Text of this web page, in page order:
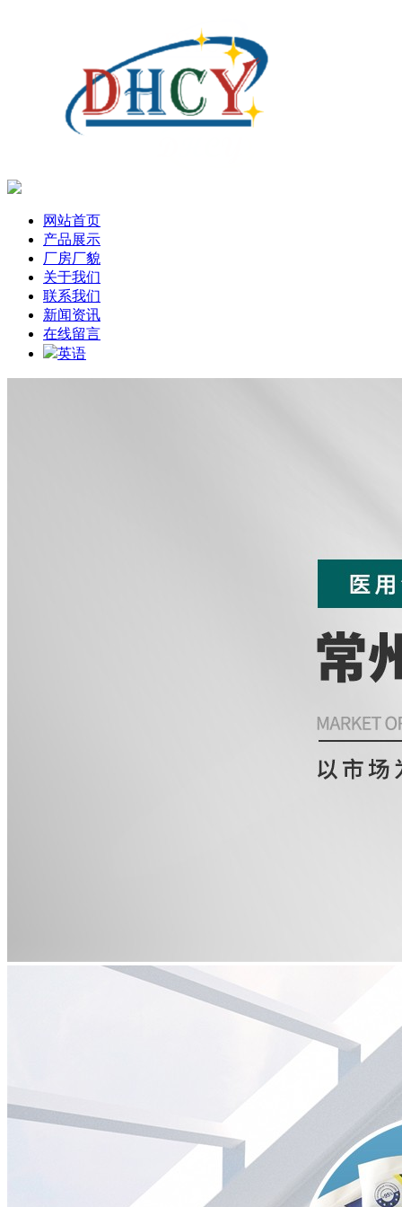
网站首页
产品展示
厂房厂貌
关于我们
联系我们
新闻资讯
在线留言
英语